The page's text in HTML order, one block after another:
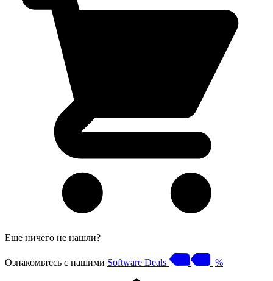
Еще ничего не нашли?
Ознакомьтесь с нашими Software Deals %